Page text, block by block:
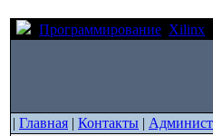
Программирование Xilinx
| Главная | Контакты |